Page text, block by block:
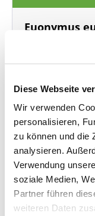
Diese Webseite
Wir verwenden
personalisieren,
zu können und die
analysieren.
Verwendung
soziale Medien,
Partner führen
weiteren Daten
Euonymus
Wuchshöhe: 4 m
Lieferzeit: 4 - 9
Menge
Bis4
18,95
ab5 16,95